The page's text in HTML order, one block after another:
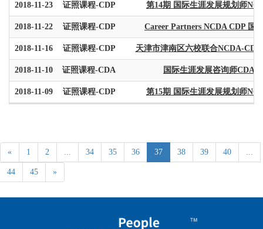
2018-11-23 证照课程-CDP 第14期 国际生涯发展规划师
2018-11-22 证照课程-CDP Career Partners NCDA CDP 国
2018-11-16 证照课程-CDP 天津市津南区六校联合NCDA-
2018-11-10 证照课程-CDA 国际生涯发展咨询师CDA
2018-11-09 证照课程-CDP 第15期 国际生涯发展规划师
« 1 2 ... 34 35 36 37 38 39 40 ...
44 45 »